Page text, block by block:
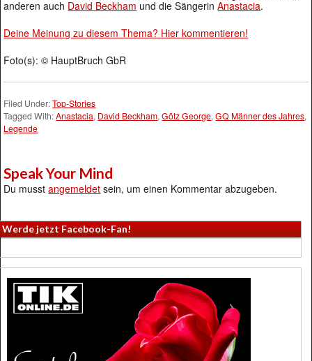
anderen auch David Beckham und die SängerinAnastacia.
Deine Meinung zu diesem Thema? Hier kommentieren!
Foto(s): © HauptBruch GbR
Filed Under:Top-Stories
Tagged With:Anastacia, David Beckham,Götz George,GQ Männer des Jahres,
Legende
Speak Your Mind
Du musstangemeldet sein, um einen Kommentar abzugeben.
Werde jetzt Facebook-Fan!